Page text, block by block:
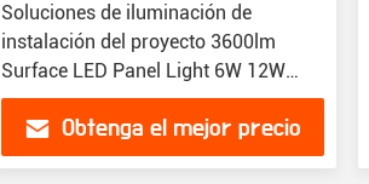
Soluciones de iluminación de
instalación del proyecto 3600lm
Surface LED Panel Light 6W 12W
18W 24W
Obtenga el mejor precio